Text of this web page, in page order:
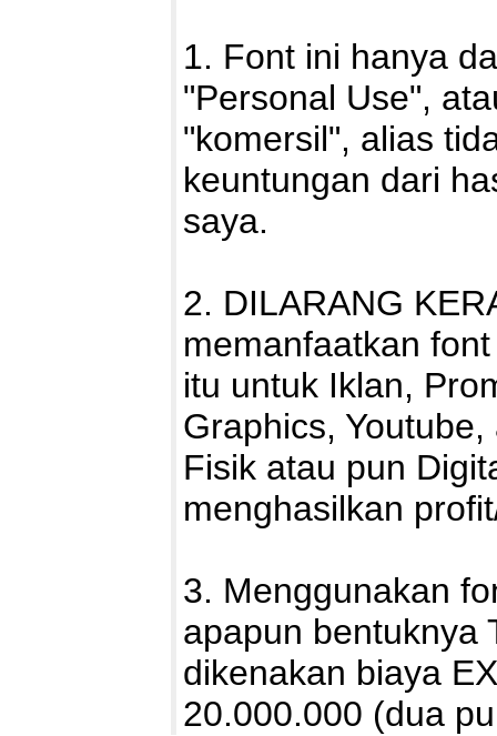
1. Font ini hanya
"Personal Use",
"komersil", alias
keuntungan dari
saya.
2. DILARANG
memanfaatkan
itu untuk Iklan,
Graphics,
Fisik atau pun
menghasilkan
3. Menggunakan
apapun bentuknya
dikenakan biaya
20.000.000 (dua